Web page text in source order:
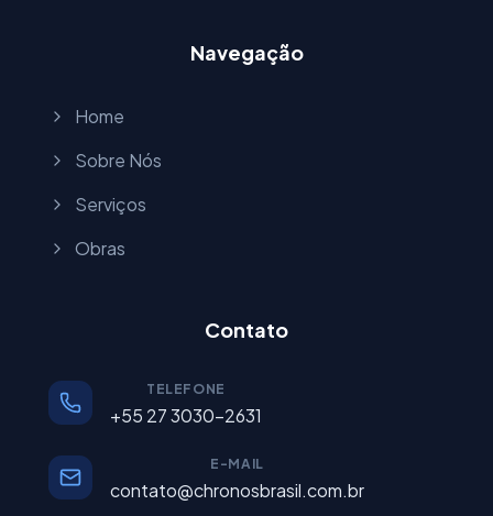
Navegação
Home
Sobre Nós
Serviços
Obras
Contato
TELEFONE
+55 27 3030-2631
E-MAIL
contato@chronosbrasil.com.br